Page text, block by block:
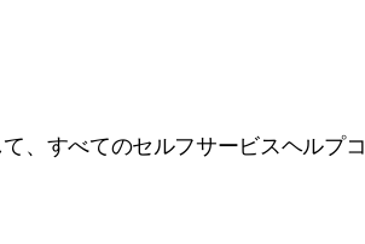
、すべてのセルフサービスヘルプ